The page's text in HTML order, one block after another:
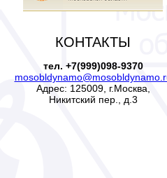
КОНТАКТЫ
тел. +7(999)098-9370
Адрес: 125009, г.Москва,
Никитский пер., д.3